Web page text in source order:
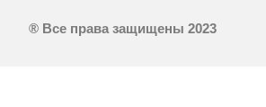
® Все права защищены 2023